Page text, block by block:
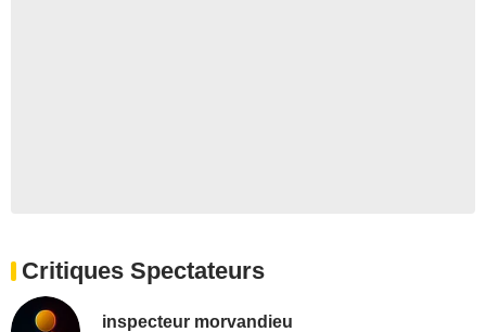
Critiques Spectateurs
inspecteur morvandieu